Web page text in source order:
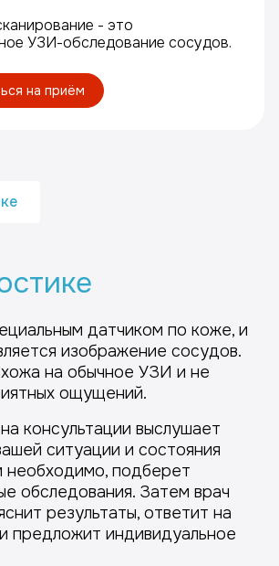
- это
УЗИ-обследование сосудов.
на приём
датчиком по коже, и
изображение сосудов.
на обычное УЗИ и не
ощущений.
консультации выслушает
ситуации и состояния
необходимо, подберет
обследования. Затем врач
результаты, ответит на
предложит индивидуальное